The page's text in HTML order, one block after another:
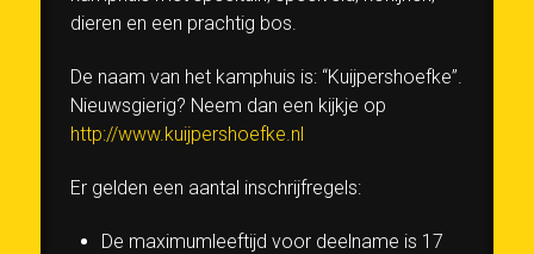
dieren en een prachtig bos.
De naam van het kamphuis is: “Kuijpershoefke”.
Nieuwsgierig? Neem dan een kijkje op
http://www.kuijpershoefke.nl
Er gelden een aantal inschrijfregels:
De maximumleeftijd voor deelname is 17